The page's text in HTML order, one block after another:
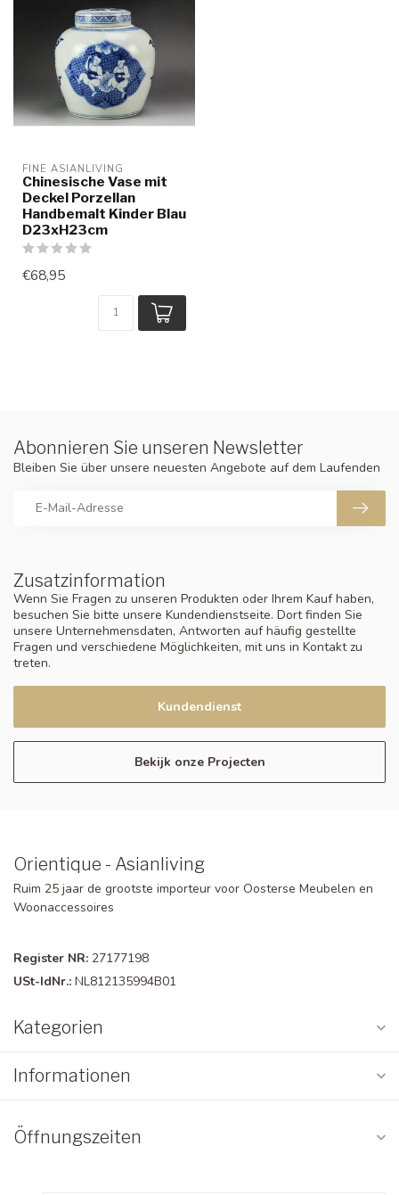
FINE ASIANLIVING
Chinesische Vase mit
Deckel Porzellan
Handbemalt Kinder Blau
D23xH23cm
€68,95
Zusatzinformation
Wenn Sie Fragen zu unseren Produkten oder Ihrem Kauf haben,
besuchen Sie bitte unsere Kundendienstseite. Dort finden Sie
unsere Unternehmensdaten, Antworten auf häufig gestellte
Fragen und verschiedene Möglichkeiten, mit uns in Kontakt zu
treten.
Kundendienst
Bekijk onze Projecten
Abonnieren Sie unseren Newsletter
Bleiben Sie über unsere neuesten Angebote auf dem Laufenden
Orientique - Asianliving
Ruim 25 jaar de grootste importeur voor Oosterse Meubelen en
Woonaccessoires
Register NR: 27177198
USt-IdNr.: NL812135994B01
Kategorien
Informationen
Öffnungszeiten